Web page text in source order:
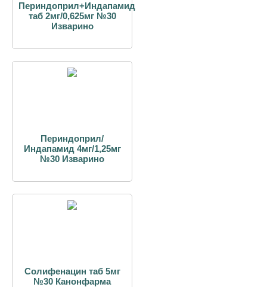
Периндоприл+Индапамид
таб 2мг/0,625мг №30
Изварино
Периндоприл/
Индапамид 4мг/1,25мг
№30 Изварино
Солифенацин таб 5мг
№30 Канонфарма